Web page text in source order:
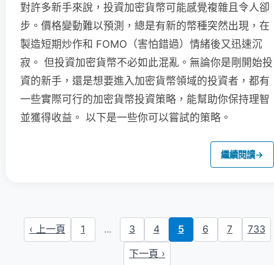
對許多新手來說，投資加密貨幣可能感覺複雜且令人卻
步。價格變動難以預測，總是有新的幣種突然出現，在
製造短期炒作和 FOMO（害怕錯過）情緒後又迅速沉
寂。 但投資加密貨幣不必如此混亂。無論你是剛開始投
資的新手，還是想要進入加密貨幣領域的投資者，都有
一些實際可行的加密貨幣投資策略，能幫助你保持理智
並獲得收益。 以下是一些你可以嘗試的策略。
繼續閱讀→
‹ 上一頁 1 ... 3 4 5 6 7
733
下一頁 ›